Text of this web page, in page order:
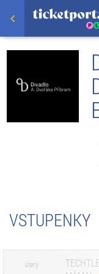
VSTUPENKY
úterý